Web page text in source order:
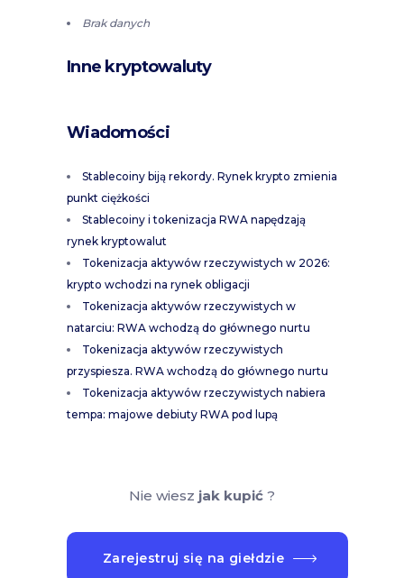
Brak danych
Inne kryptowaluty
Wiadomości
Stablecoiny biją rekordy. Rynek krypto zmienia
punkt ciężkości
Stablecoiny i tokenizacja RWA napędzają
rynek kryptowalut
Tokenizacja aktywów rzeczywistych w 2026:
krypto wchodzi na rynek obligacji
Tokenizacja aktywów rzeczywistych w
natarciu: RWA wchodzą do głównego nurtu
Tokenizacja aktywów rzeczywistych
przyspiesza. RWA wchodzą do głównego nurtu
Tokenizacja aktywów rzeczywistych nabiera
tempa: majowe debiuty RWA pod lupą
Nie wiesz jak kupić?
Zarejestruj się na giełdzie